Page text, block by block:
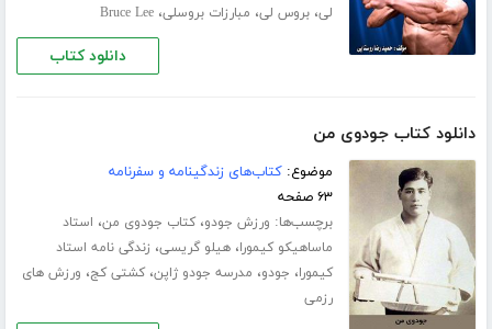
لی،بروس لی، مبارزات بروسلی،Bruce Lee
دانلود کتاب
دانلود کتاب جودوی من
موضوع:کتاب‌های زندگینامه و سفرنامه
۶۳ صفحه
برچسب‌ها: ورزش جودو،کتاب جودوی من، استاد
ماساهیکو کیمورا،هیلو گریسی، زندگی نامه استاد
کیمورا، جودو، مدرسه جودو ژاپن،کشتی کج، ورزش های
رزمی